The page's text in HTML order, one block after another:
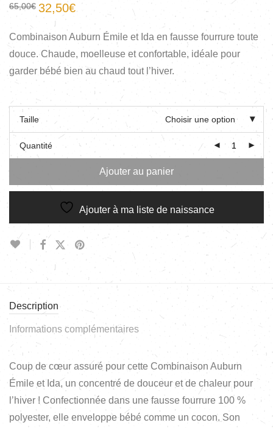
65,00€ 32,50€
Combinaison Auburn Émile et Ida en fausse fourrure toute
douce. Chaude, moelleuse et confortable, idéale pour
garder bébé bien au chaud tout l’hiver.
Taille Choisir une option
Quantité
Ajouter au panier
Ajouter à ma liste de naissance
Description
Informations complémentaires
Coup de cœur assuré pour cette Combinaison Auburn
Émile et Ida, un concentré de douceur et de chaleur pour
l’hiver ! Confectionnée dans une fausse fourrure 100 %
polyester, elle enveloppe bébé comme un cocon. Son